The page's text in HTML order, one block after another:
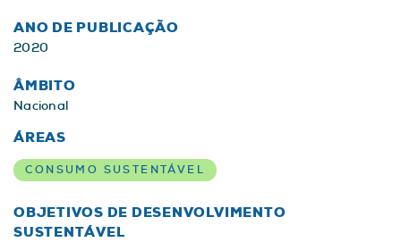
ANO DE PUBLICAÇÃO
2020
ÂMBITO
Nacional
ÁREAS
CONSUMO SUSTENTÁVEL
OBJETIVOS DE DESENVOLVIMENTO
SUSTENTÁVEL